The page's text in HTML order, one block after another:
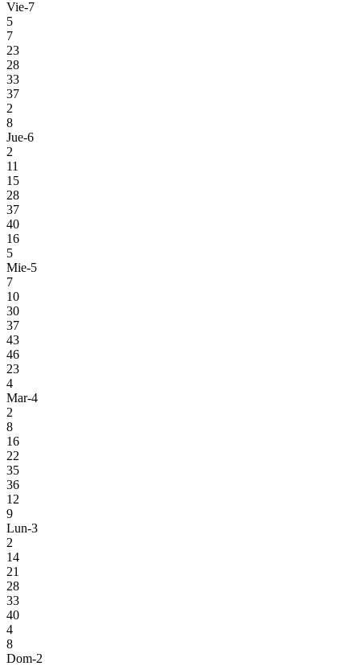
Vie-7
5
7
23
28
33
37
2
8
Jue-6
2
11
15
28
37
40
16
5
Mie-5
7
10
30
37
43
46
23
4
Mar-4
2
8
16
22
35
36
12
9
Lun-3
2
14
21
28
33
40
4
8
Dom-2